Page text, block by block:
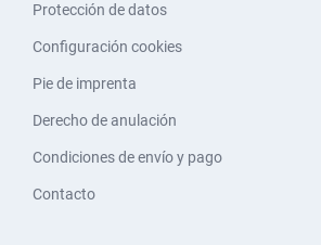
Protección de datos
Configuración cookies
Pie de imprenta
Derecho de anulación
Condiciones de envío y pago
Contacto